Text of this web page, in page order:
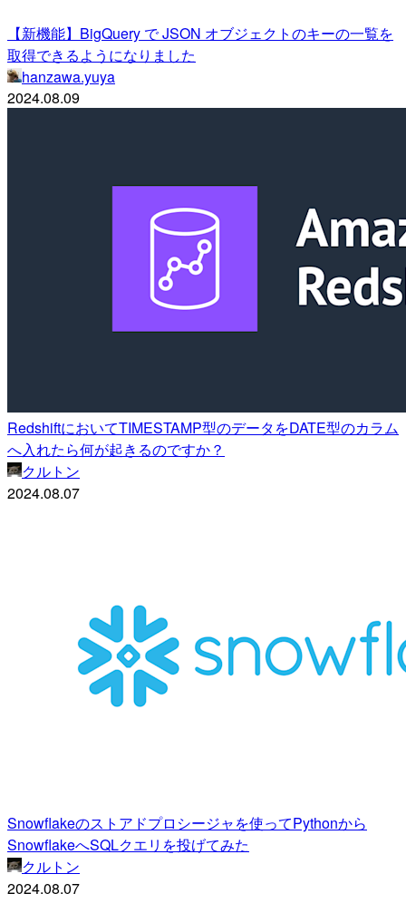
【新機能】BigQuery で JSON オブジェクトのキーの一覧を
取得できるようになりました
hanzawa.yuya
2024.08.09
RedshiftにおいてTIMESTAMP型のデータをDATE型のカラム
へ入れたら何が起きるのですか？
クルトン
2024.08.07
Snowflakeのストアドプロシージャを使ってPythonから
SnowflakeへSQLクエリを投げてみた
クルトン
2024.08.07